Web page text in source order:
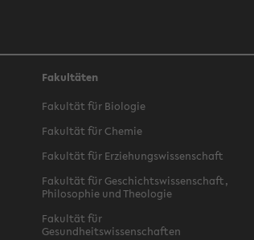
Fakultäten
Fakultät für Biologie
Fakultät für Chemie
Fakultät für Erziehungswissenschaft
Fakultät für Geschichtswissenschaft,
Philosophie und Theologie
Fakultät für
Gesundheitswissenschaften